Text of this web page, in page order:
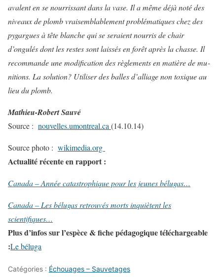
avalent en se nourrissant dans la vase. Il a même déjà noté des
niveaux de plomb vraisemblablement problé­matiques chez des
pygargues à tête blanche qui se seraient nourris de chair
d’ongulés dont les restes sont laissés en forêt après la chasse. Il
recommande une modification des règlements en matière de mu­
nitions. La solution? Utiliser des balles d’alliage non toxique au
lieu du plomb.
Mathieu-Robert Sauvé
Source : nouvelles.umontreal.ca(14.10.14)
Source photo : wikimedia.org
Actualité récente en rapport :
Canada – Année catastrophique pour les jeunes bélugas…
Canada – Les bélugas retrouvés morts inquiètent les
scientifiques…
Plus d’infos sur l’espèce & fiche pédagogique téléchargeable
:Le béluga
Catégories : Échouages – Sauvetages